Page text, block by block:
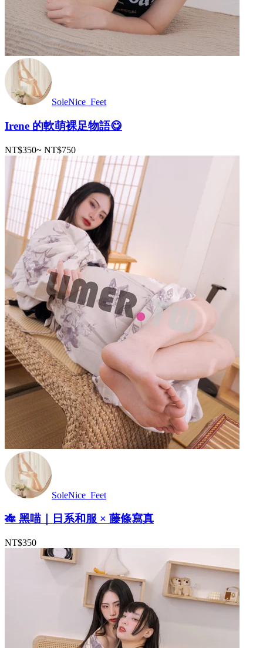
SoleNice_Feet
Irene 的軟萌裸足物語😋
NT$350~ NT$750
SoleNice_Feet
🎋 黑喵｜日系和服 × 藤條寫真
NT$350